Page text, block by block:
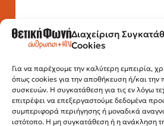
Διαχείριση
Cookies
Για να παρέχουμε την καλύτερη εμπειρία,
όπως cookies για την αποθήκευση ή/και
συσκευών. Η συγκατάθεση για τις εν λόγω
επιτρέψει να επεξεργαστούμε δεδομένα
συμπεριφορά περιήγησης ή μοναδικά
ιστότοπο. Η μη συγκατάθεση ή η ανάκληση
Τηλέφωνο: 2315
Fax: 210 32 15
Εγνατίας 112, 3ος
Θεσσαλονίκη
Ώρες
Δευτέρα – Παρασκευή,